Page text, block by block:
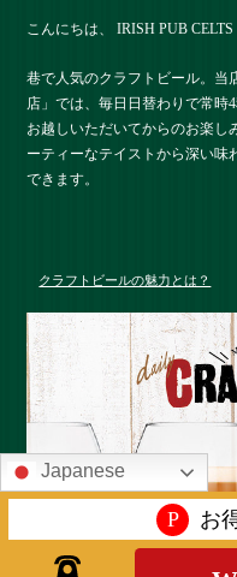
こんにちは、 IRISH PUB
巷で人気のクラフトビール。当
店」では、毎日日替わりで常時
お越しいただいてからのお楽し
ーティーなテイストから深い味
できます。
クラフトビールの魅力とは？
Japanese
P お